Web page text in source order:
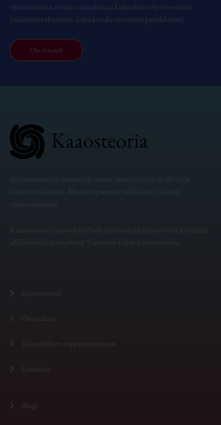
sijoittamisesta, omasta taloudesta ja kaikenlaisen hyvinvoinnin
lisäämisestä eloomme. Laita koodia viereisestä painikkeesta!
Ota yhteyttä!
Sijoittamisesta ja omasta taloudesta monipuolista, syvällistä ja
viihdyttävää tietoa. Missiona parantaa radikaalisti jokaisen
talousosaamista!
Kaaosteoria ei tarjoa yksilöllisiä sijoitusvinkkejä ja sivuilla käytetään
affiliatelinkkejä (merkitty *) sivuston kulujen kattamiseksi.
Sijoittaminen
Oma talous
Taloudellinen riippumattomuus
Lisäansiot
Blogi